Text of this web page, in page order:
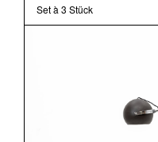
Set à 3 Stück